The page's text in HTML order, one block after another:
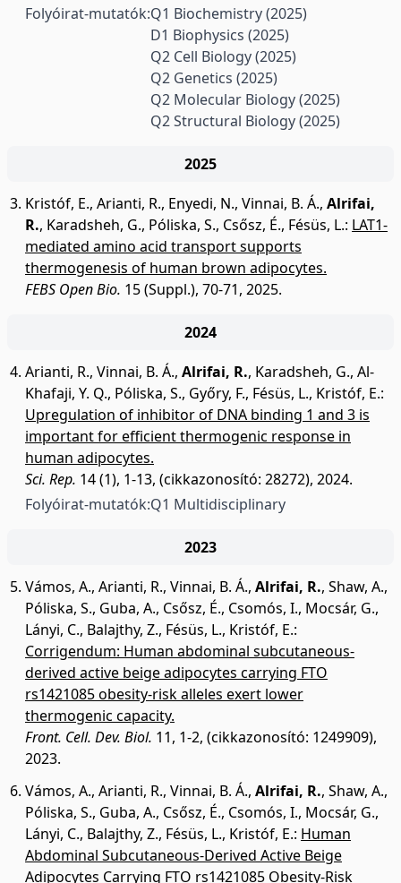
Folyóirat-mutatók:Q1 Biochemistry(2025)
D1 Biophysics (2025)
Q2 Cell Biology(2025)
Q2 Genetics (2025)
Q2 Molecular Biology(2025)
Q2 Structural Biology(2025)
2025
Kristóf, E., Arianti, R., Enyedi, N., Vinnai, B. Á., Alrifai,
R., Karadsheh, G., Póliska, S., Csősz, É., Fésüs, L.: LAT1-
mediated amino acid transport supports
thermogenesis of human brown adipocytes.
FEBS Open Bio. 15 (Suppl.), 70-71, 2025.
2024
Arianti, R., Vinnai, B. Á., Alrifai, R., Karadsheh, G., Al-
Khafaji, Y. Q., Póliska, S., Győry, F., Fésüs, L., Kristóf, E.:
Upregulation of inhibitor of DNA binding 1 and 3 is
important for efficient thermogenic response in
human adipocytes.
Sci. Rep. 14 (1), 1-13, (cikkazonosító: 28272), 2024.
Folyóirat-mutatók:Q1 Multidisciplinary
2023
Vámos, A., Arianti, R., Vinnai, B. Á., Alrifai, R., Shaw, A.,
Póliska, S., Guba, A., Csősz, É., Csomós, I., Mocsár, G.,
Lányi, C., Balajthy, Z., Fésüs, L., Kristóf, E.:
Corrigendum: Human abdominal subcutaneous-
derived active beige adipocytes carrying FTO
rs1421085 obesity-risk alleles exert lower
thermogenic capacity.
Front. Cell. Dev. Biol. 11, 1-2, (cikkazonosító: 1249909),
2023.
Vámos, A., Arianti, R., Vinnai, B. Á., Alrifai, R., Shaw, A.,
Póliska, S., Guba, A., Csősz, É., Csomós, I., Mocsár, G.,
Lányi, C., Balajthy, Z., Fésüs, L., Kristóf, E.: Human
Abdominal Subcutaneous-Derived Active Beige
Adipocytes Carrying FTO rs1421085 Obesity-Risk